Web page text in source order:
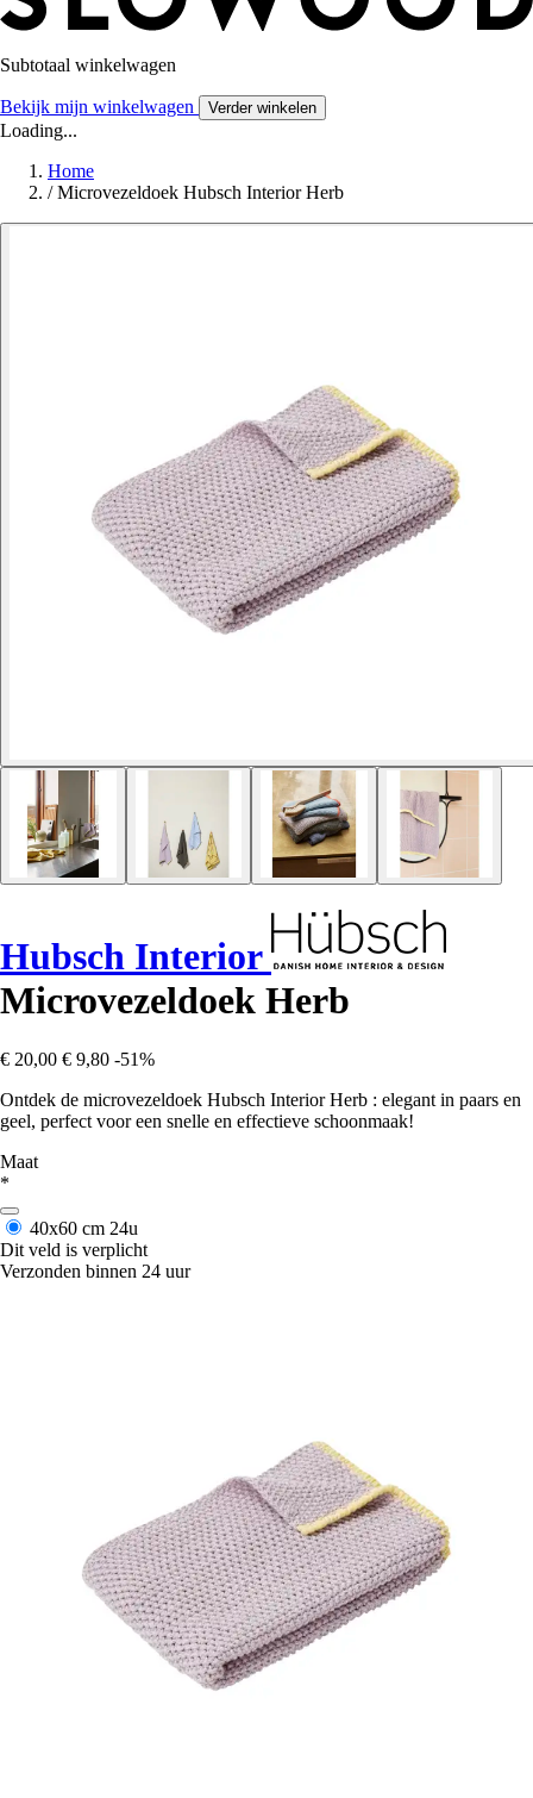
Subtotaal winkelwagen
Bekijk mijn winkelwagen Verder winkelen
Loading...
Home
/ Microvezeldoek Hubsch Interior Herb
Hubsch Interior
Microvezeldoek Herb
€ 20,00 € 9,80 -51%
Ontdek de microvezeldoek Hubsch Interior Herb : elegant in paars en
geel, perfect voor een snelle en effectieve schoonmaak!
Maat
*
40x60 cm 24u
Dit veld is verplicht
Verzonden binnen 24 uur